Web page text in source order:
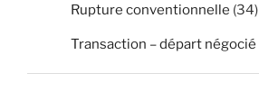
Rupture conventionnelle (34)
Transaction – départ négocié